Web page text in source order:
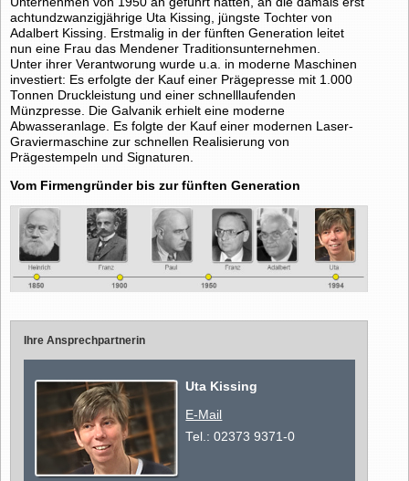
achtundzwanzigjährige Uta Kissing, jüngste Tochter von
Adalbert Kissing. Erstmalig in der fünften Generation leitet
nun eine Frau das Mendener Traditionsunternehmen.
Unter ihrer Verantworung wurde u.a. in moderne Maschinen
investiert: Es erfolgte der Kauf einer Prägepresse mit 1.000
Tonnen Druckleistung und einer schnelllaufenden
Münzpresse. Die Galvanik erhielt eine moderne
Abwasseranlage. Es folgte der Kauf einer modernen Laser-
Graviermaschine zur schnellen Realisierung von
Prägestempeln und Signaturen.
Vom Firmengründer bis zur fünften Generation
Ihre Ansprechpartnerin
Uta Kissing
E-Mail
Tel.: 02373 9371-0